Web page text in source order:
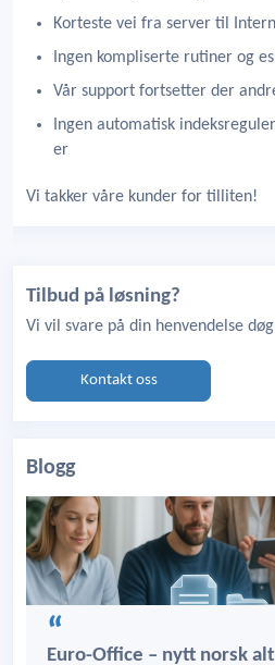
Korteste vei fra server til
Ingen kompliserte rutiner og
Vår support fortsetter der
Ingen automatisk
er
Vi takker våre kunder for tilliten!
Tilbud på løsning?
Vi vil svare på din henvendelse
Kontakt oss
Blogg
Euro-Office – nytt norsk